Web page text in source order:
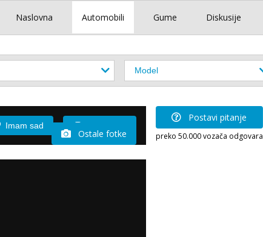
Naslovna Automobili Gume Diskusije
Imam sad
Ostale fotke
Postavi pitanje
preko 50.000 vozača odgovara